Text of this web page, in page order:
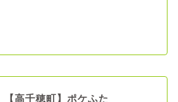
【高千穂町】ポケふた